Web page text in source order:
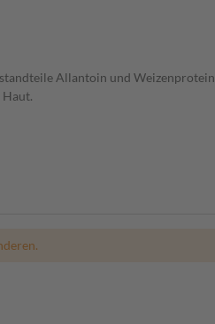
Allantoin und